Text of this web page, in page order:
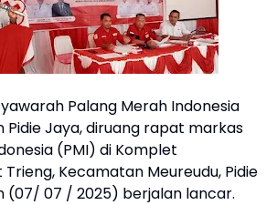
Palang Merah Indonesia
Pidie Jaya, diruang rapat markas
(PMI) di Komplet
Kecamatan Meureudu, Pidie
(07/ 07 / 2025) berjalan lancar.